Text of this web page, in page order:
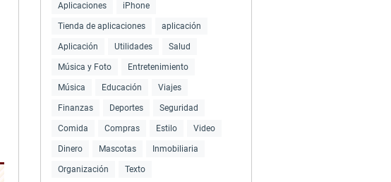
Aplicaciones iPhone
Tienda de aplicaciones aplicación
Aplicación Utilidades Salud
Música y Foto Entretenimiento
Música Educación Viajes
Finanzas Deportes Seguridad
Comida Compras Estilo Video
Dinero Mascotas Inmobiliaria
Organización Texto